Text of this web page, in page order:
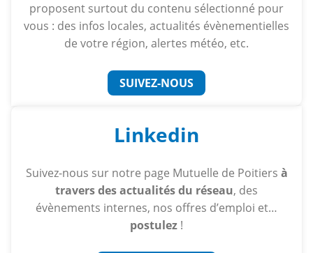
proposent surtout du contenu sélectionné pour
vous : des infos locales, actualités évènementielles
de votre région, alertes météo, etc.
SUIVEZ-NOUS
Linkedin
Suivez-nous sur notre page Mutuelle de Poitiers à
travers des actualités du réseau, des
évènements internes, nos offres d’emploi et…
postulez !